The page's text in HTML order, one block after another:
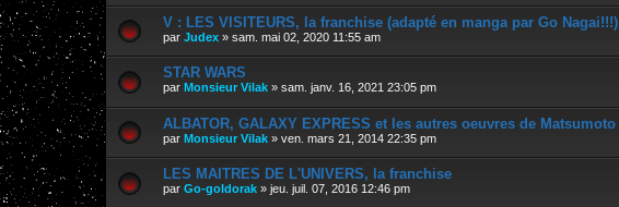
V : LES VISITEURS, la franchise (adapté en manga par Go Nagai!!!)
par Judex » sam. mai 02, 2020 11:55 am
STAR WARS
par Monsieur Vilak » sam. janv. 16, 2021 23:05 pm
ALBATOR, GALAXY EXPRESS et les autres oeuvres de Matsumoto
par Monsieur Vilak » ven. mars 21, 2014 22:35 pm
LES MAITRES DE L'UNIVERS, la franchise
par Go-goldorak » jeu. juil. 07, 2016 12:46 pm